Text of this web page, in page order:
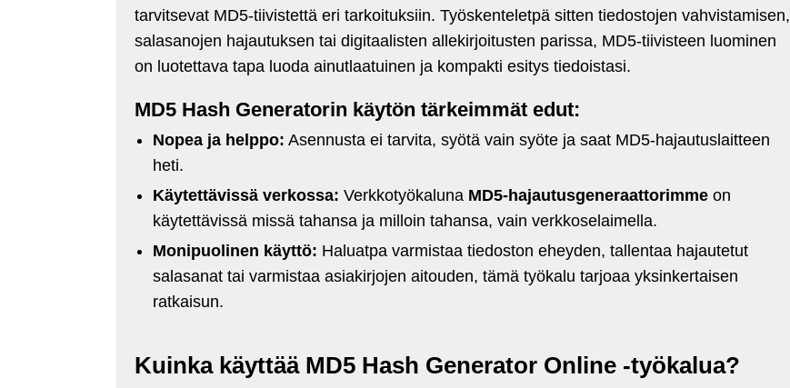
tarvitsevat MD5-tiivistettä eri tarkoituksiin. Työskenteletpä sitten tiedostojen vahvistamisen,
salasanojen hajautuksen tai digitaalisten allekirjoitusten parissa, MD5-tiivisteen luominen
on luotettava tapa luoda ainutlaatuinen ja kompakti esitys tiedoistasi.
MD5 Hash Generatorin käytön tärkeimmät edut:
Nopea ja helppo: Asennusta ei tarvita, syötä vain syöte ja saat MD5-hajautuslaitteen
heti.
Käytettävissä verkossa: Verkkotyökaluna MD5-hajautusgeneraattorimme on
käytettävissä missä tahansa ja milloin tahansa, vain verkkoselaimella.
Monipuolinen käyttö: Haluatpa varmistaa tiedoston eheyden, tallentaa hajautetut
salasanat tai varmistaa asiakirjojen aitouden, tämä työkalu tarjoaa yksinkertaisen
ratkaisun.
Kuinka käyttää MD5 Hash Generator Online -työkalua?